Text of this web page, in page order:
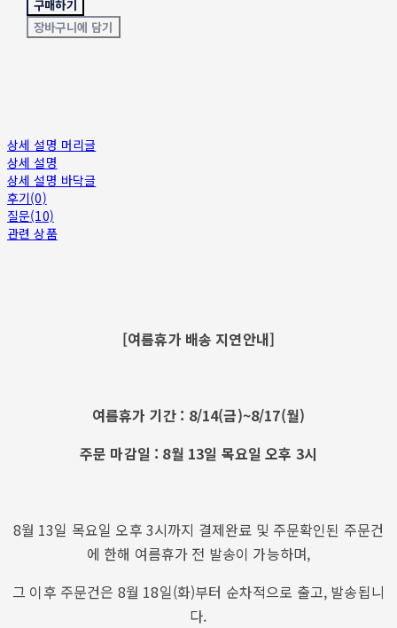
구매하기
장바구니에 담기
상세 설명 머리글
상세 설명
상세 설명 바닥글
후기(0)
질문(10)
관련 상품
[여름휴가 배송 지연안내]
여름휴가 기간 : 8/14(금)~8/17(월)
주문 마감일 : 8월 13일 목요일 오후 3시
8월 13일 목요일 오후 3시까지 결제완료 및 주문확인된 주문건
에 한해 여름휴가 전 발송이 가능하며,
그 이후 주문건은 8월 18일(화)부터 순차적으로 출고, 발송됩니
다.